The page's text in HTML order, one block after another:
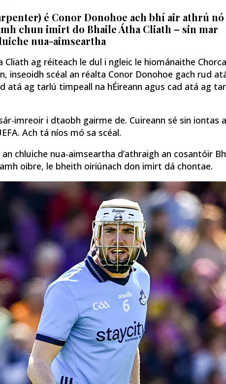
é Conor Donohoe ach bhí air athrú nó
chun imirt do Bhaile Átha Cliath – sin mar
nua-aimseartha
Cliath ag réiteach le dul i ngleic le hiománaithe
inseoidh scéal an réalta Conor Donohoe gach rud
atá ag tarlú timpeall na hÉireann agus cad atá ag
imreoir i dtaobh gairme de. Cuireann sé sin iontas
Ach tá níos mó sa scéal.
chluiche nua-aimseartha d’athraigh an cosantóir
oibre, le bheith oiriúnach don imirt dá chontae.